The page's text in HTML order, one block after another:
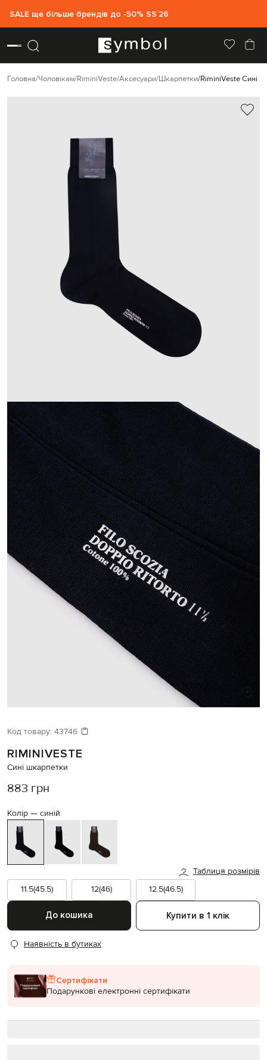
SALE ще більше брендів до -50% SS`26
Головна Чоловікам RiminiVeste Аксесуари Шкарпетки RiminiVeste Сині
Код товару: 43746
RIMINIVESTE
Сині шкарпетки
883 грн
Колір — синій
Таблиця розмірів
11.5(45.5)
12(46) 12.5(46.5)
До кошика Купити в 1 клік
Наявність в бутиках
Сертифікати
Подарункові електронні сертифікати